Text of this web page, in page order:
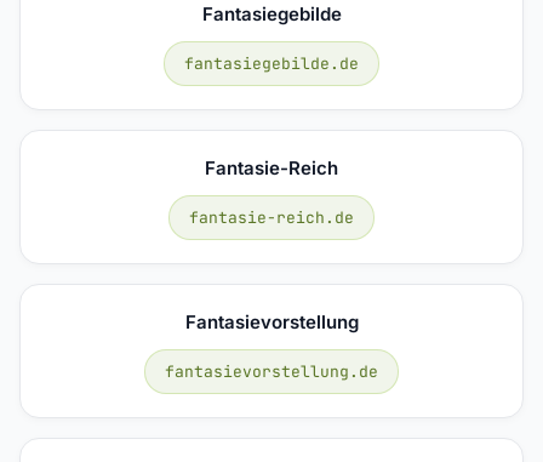
Fantasiegebilde
fantasiegebilde.de
Fantasie-Reich
fantasie-reich.de
Fantasievorstellung
fantasievorstellung.de